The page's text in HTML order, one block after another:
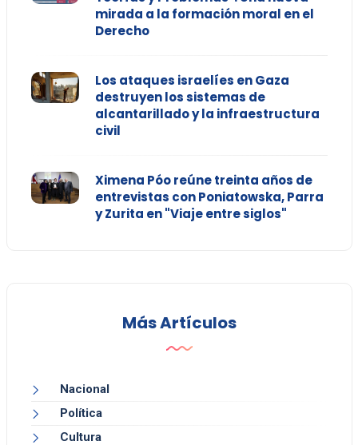
mirada a la formación moral en el
Derecho
Los ataques israelíes en Gaza
destruyen los sistemas de
alcantarillado y la infraestructura
civil
Ximena Póo reúne treinta años de
entrevistas con Poniatowska, Parra
y Zurita en "Viaje entre siglos"
Más Artículos
Nacional
Política
Cultura